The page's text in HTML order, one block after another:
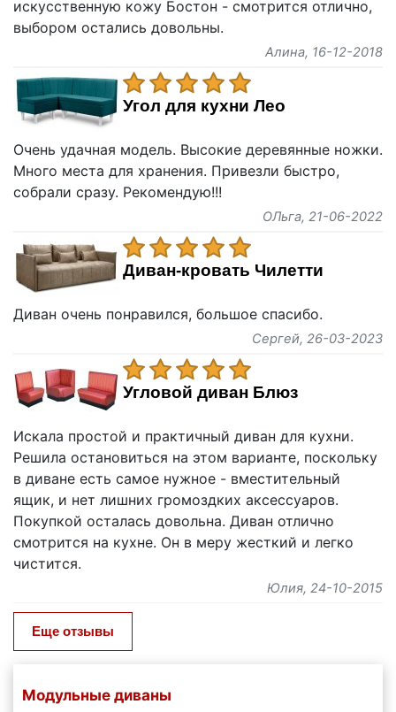
Модульные диваны
искусственную кожу Бостон - смотрится отлично,
выбором остались довольны.
Алина, 16-12-2018
Угол для кухни Лео
Очень удачная модель. Высокие деревянные ножки.
Много места для хранения. Привезли быстро,
собрали сразу. Рекомендую!!!
ОЛьга, 21-06-2022
Диван-кровать Чилетти
Диван очень понравился, большое спасибо.
Сергей, 26-03-2023
Угловой диван Блюз
Искала простой и практичный диван для кухни.
Решила остановиться на этом варианте, поскольку
в диване есть самое нужное - вместительный
ящик, и нет лишних громоздких аксессуаров.
Покупкой осталась довольна. Диван отлично
смотрится на кухне. Он в меру жесткий и легко
чистится.
Юлия, 24-10-2015
Еще отзывы